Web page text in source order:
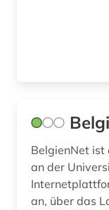
BelgienNet ist
an der
an, über das